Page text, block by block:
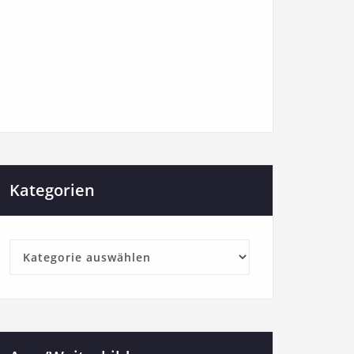
Kategorien
Kategorien